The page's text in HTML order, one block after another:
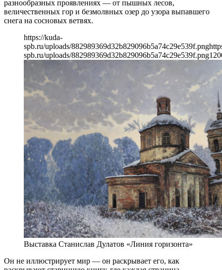
разнообразных проявлениях — от пышных лесов,
величественных гор и безмолвных озер до узора выпавшего
снега на сосновых ветвях.
https://kuda-
spb.ru/uploads/882989369d32b829096b5a74c29e539f.png
spb.ru/uploads/882989369d32b829096b5a74c29e539f.png
Выставка Станислав Дулатов «Линия горизонта»
Он не иллюстрирует мир — он раскрывает его, как